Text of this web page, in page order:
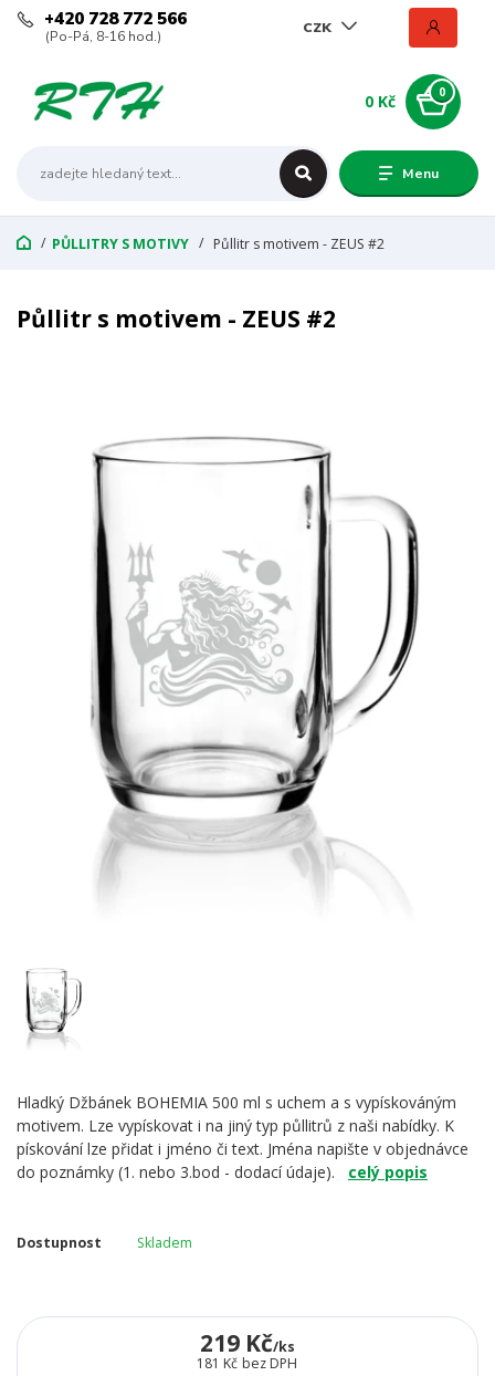
Menu
CZK
+420 728 772 566
(Po-Pá, 8-16 hod.)
0
0 Kč
PŮLLITRY S MOTIVY Půllitr s motivem - ZEUS #2
Půllitr s motivem - ZEUS #2
Hladký Džbánek BOHEMIA 500 ml s uchem a s vypískováným
motivem. Lze vypískovat i na jiný typ půllitrů z naši nabídky. K
pískování lze přidat i jméno či text. Jména napište v objednávce
do poznámky (1. nebo 3.bod - dodací údaje). celý popis
Dostupnost Skladem
219 Kč/ks
181 Kč bez DPH